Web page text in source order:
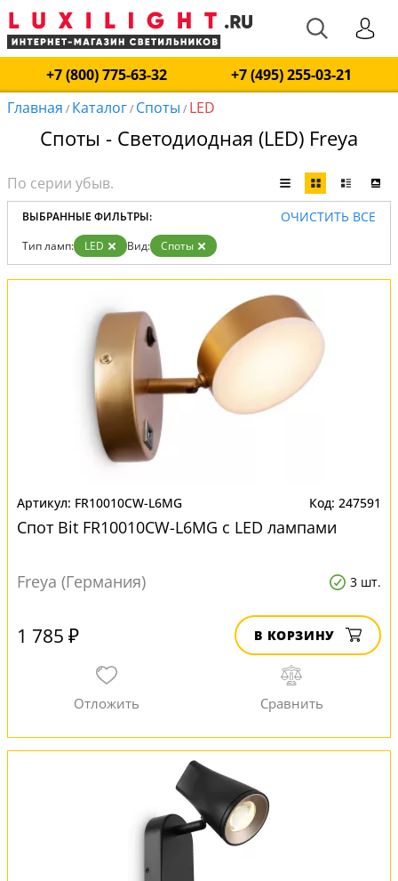
+7 (800) 775-63-32
+7 (495) 255-03-21
Главная / Каталог/ Споты / LED
Споты - Светодиодная (LED) Freya
ВЫБРАННЫЕ ФИЛЬТРЫ: ОЧИСТИТЬ ВСЕ
Тип ламп: LED Вид: Споты
FR10010CW-L6MG 247591
Спот Bit FR10010CW-L6MG с LED лампами
Freya (Германия) 3 шт.
1 785 ₽ В КОРЗИНУ